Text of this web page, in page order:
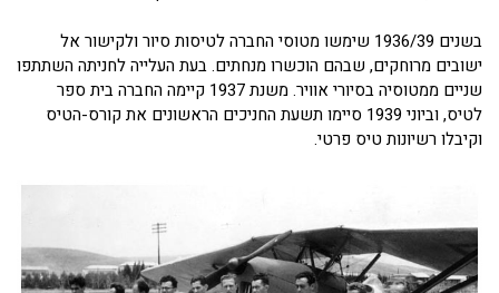
בשנים 1936/39 שימשו מטוסי החברה לטיסות סיור ולקישור אל
ישובים מרוחקים, שבהם הוכשרו מנחתים. בעת העלייה לחניתה השתתפו
שניים ממטוסיה בסיורי אוויר. משנת 1937 קיימה החברה בית ספר
לטיס, וביוני 1939 סיימו תשעת החניכים הראשונים את קורס-הטיס
וקיבלו רשיונות טיס פרטי.